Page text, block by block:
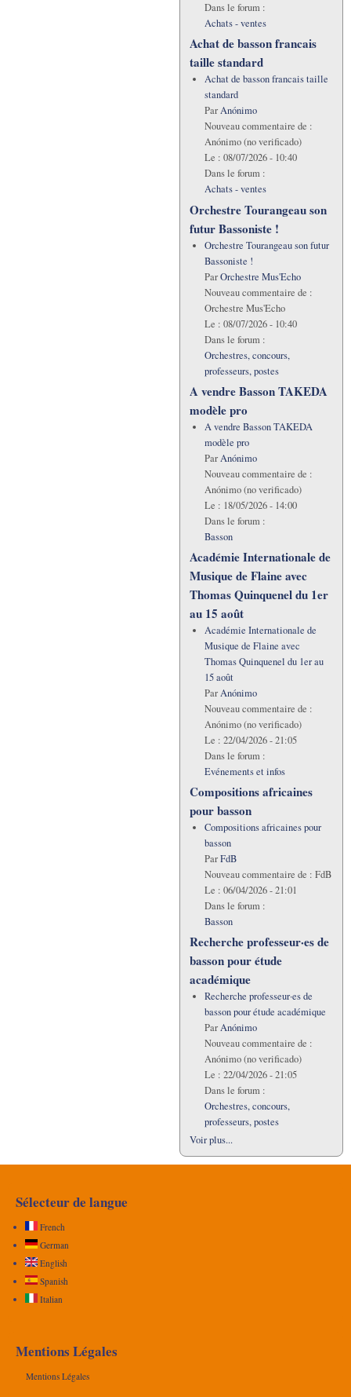
Dans le forum :
Achats - ventes
Achat de basson francais
taille standard
Achat de basson francais taille
standard
ParAnónimo
Nouveau commentaire de :
Anónimo (no verificado)
Le : 08/07/2026 - 10:40
Dans le forum :
Achats - ventes
Orchestre Tourangeau son
futur Bassoniste !
Orchestre Tourangeau son futur
Bassoniste !
ParOrchestre Mus'Echo
Nouveau commentaire de :
Orchestre Mus'Echo
Le : 08/07/2026 - 10:40
Dans le forum :
Orchestres, concours,
professeurs, postes
A vendre Basson TAKEDA
modèle pro
A vendre Basson TAKEDA
modèle pro
ParAnónimo
Nouveau commentaire de :
Anónimo (no verificado)
Le : 18/05/2026 - 14:00
Dans le forum :
Basson
Académie Internationale de
Musique de Flaine avec
Thomas Quinquenel du 1er
au 15 août
Académie Internationale de
Musique de Flaine avec
Thomas Quinquenel du 1er au
15 août
ParAnónimo
Nouveau commentaire de :
Anónimo (no verificado)
Le : 22/04/2026 - 21:05
Dans le forum :
Evénements et infos
Compositions africaines
pour basson
Compositions africaines pour
basson
ParFdB
Nouveau commentaire de : FdB
Le : 06/04/2026 - 21:01
Dans le forum :
Basson
Recherche professeur·es de
basson pour étude
académique
Recherche professeur·es de
basson pour étude académique
ParAnónimo
Nouveau commentaire de :
Anónimo (no verificado)
Le : 22/04/2026 - 21:05
Dans le forum :
Orchestres, concours,
professeurs, postes
Voir plus...
Sélecteur de langue
French
German
English
Spanish
Italian
Mentions Légales
Mentions Légales